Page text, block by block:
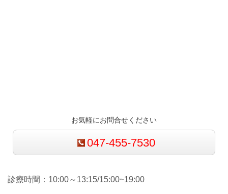
お気軽にお問合せください
047-455-7530
診療時間：10:00～13:15/15:00~19:00